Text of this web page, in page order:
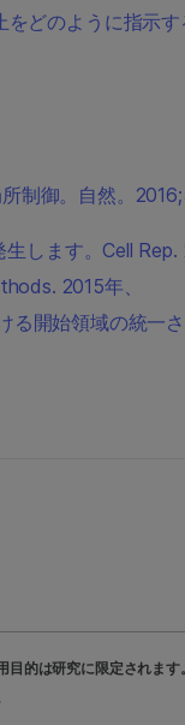
どのように指示す
制御。自然。
します。Cell
2015年、
開始領域の統一
目的は研究に限定されま